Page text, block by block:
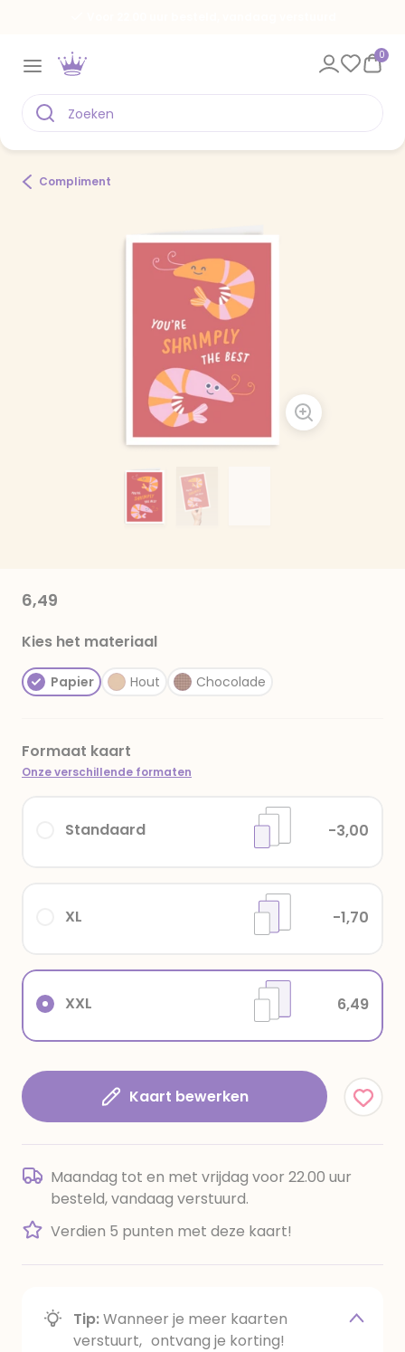
0
Compliment
6,49
Kies het materiaal
Papier Hout Chocolade
Formaat kaart
Onze verschillende formaten
XXL 6,49
XL -1,70
Standaard -3,00
Kaart bewerken
Maandag tot en met vrijdag voor 22.00 uur
besteld, vandaag verstuurd.
Verdien 5 punten met deze kaart!
Tip:Wanneer je meer kaarten
verstuurt, ontvang je korting!